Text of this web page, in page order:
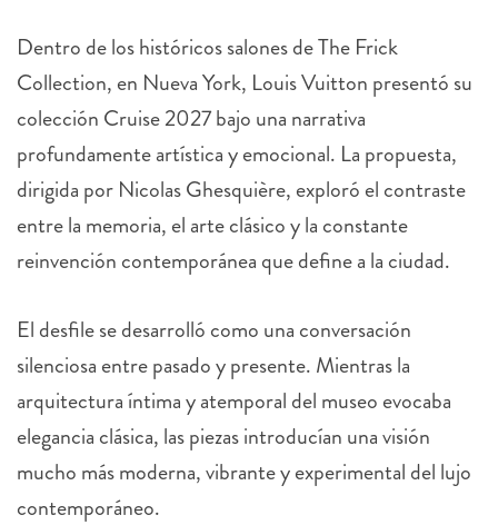
Dentro de los históricos salones de The Frick
Collection, en Nueva York, Louis Vuitton presentó su
colección Cruise 2027 bajo una narrativa
profundamente artística y emocional. La propuesta,
dirigida por Nicolas Ghesquière, exploró el contraste
entre la memoria, el arte clásico y la constante
reinvención contemporánea que define a la ciudad.
El desfile se desarrolló como una conversación
silenciosa entre pasado y presente. Mientras la
arquitectura íntima y atemporal del museo evocaba
elegancia clásica, las piezas introducían una visión
mucho más moderna, vibrante y experimental del lujo
contemporáneo.